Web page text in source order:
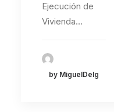
Ejecución de
Vivienda…
by MiguelDelg